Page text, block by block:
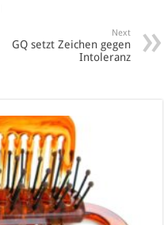
Next
GQ setzt Zeichen gegen
Intoleranz